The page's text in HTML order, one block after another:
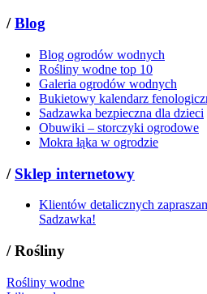
/Blog
Blog ogrodów wodnych
Rośliny wodne top 10
Galeria ogrodów wodnych
Bukietowy kalendarz
Sadzawka bezpieczna dla dzieci
Obuwiki – storczyki ogrodowe
Mokra łąka w ogrodzie
/ Sklep internetowy
Klientów detalicznych
Sadzawka!
/Rośliny
Rośliny wodne